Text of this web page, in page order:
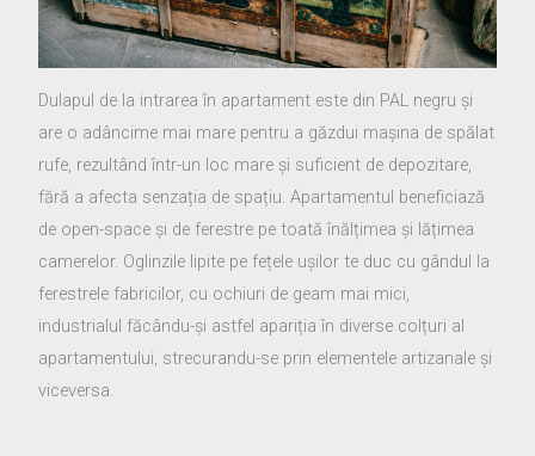
Dulapul de la intrarea în apartament este din PAL negru și
are o adâncime mai mare pentru a găzdui mașina de spălat
rufe, rezultând într-un loc mare și suficient de depozitare,
fără a afecta senzația de spațiu. Apartamentul beneficiază
de open-space și de ferestre pe toată înălțimea și lățimea
camerelor. Oglinzile lipite pe fețele ușilor te duc cu gândul la
ferestrele fabricilor, cu ochiuri de geam mai mici,
industrialul făcându-și astfel apariția în diverse colțuri al
apartamentului, strecurandu-se prin elementele artizanale și
viceversa.